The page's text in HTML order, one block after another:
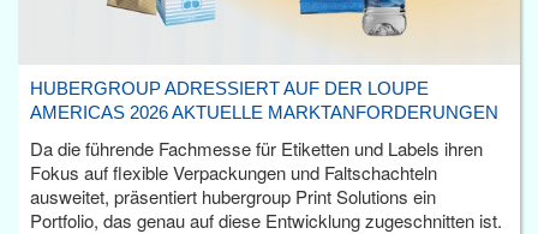
HUBERGROUP ADRESSIERT AUF DER LOUPE
AMERICAS 2026 AKTUELLE MARKTANFORDERUNGEN
Da die führende Fachmesse für Etiketten und Labels ihren
Fokus auf flexible Verpackungen und Faltschachteln
ausweitet, präsentiert hubergroup Print Solutions ein
Portfolio, das genau auf diese Entwicklung zugeschnitten ist.